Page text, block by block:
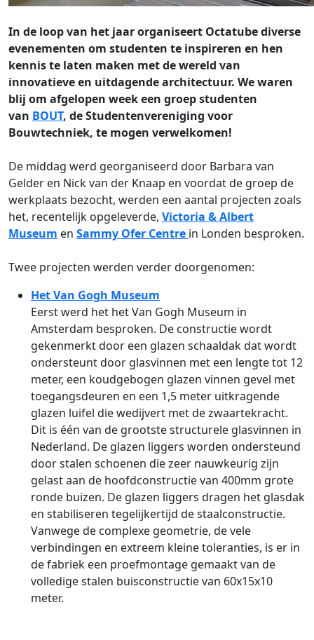
In de loop van het jaar organiseert Octatube diverse
evenementen om studenten te inspireren en hen
kennis te laten maken met de wereld van
innovatieve en uitdagende architectuur. We waren
blij om afgelopen week een groep studenten
van BOUT, de Studentenvereniging voor
Bouwtechniek, te mogen verwelkomen!
De middag werd georganiseerd door Barbara van
Gelder en Nick van der Knaap en voordat de groep de
werkplaats bezocht, werden een aantal projecten zoals
het, recentelijk opgeleverde, Victoria & Albert
Museum en Sammy Ofer Centre in Londen besproken.
Twee projecten werden verder doorgenomen:
Het Van Gogh Museum
Eerst werd het het Van Gogh Museum in
Amsterdam besproken. De constructie wordt
gekenmerkt door een glazen schaaldak dat wordt
ondersteunt door glasvinnen met een lengte tot 12
meter, een koudgebogen glazen vinnen gevel met
toegangsdeuren en een 1,5 meter uitkragende
glazen luifel die wedijvert met de zwaartekracht.
Dit is één van de grootste structurele glasvinnen in
Nederland. De glazen liggers worden ondersteund
door stalen schoenen die zeer nauwkeurig zijn
gelast aan de hoofdconstructie van 400mm grote
ronde buizen. De glazen liggers dragen het glasdak
en stabiliseren tegelijkertijd de staalconstructie.
Vanwege de complexe geometrie, de vele
verbindingen en extreem kleine toleranties, is er in
de fabriek een proefmontage gemaakt van de
volledige stalen buisconstructie van 60x15x10
meter.